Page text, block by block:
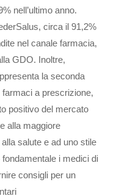
nell’ultimo anno.
circa il 91,2%
nel canale farmacia,
GDO. Inoltre,
la seconda
a prescrizione,
positivo del mercato
alla maggiore
salute e ad uno stile
i medici di
consigli per un